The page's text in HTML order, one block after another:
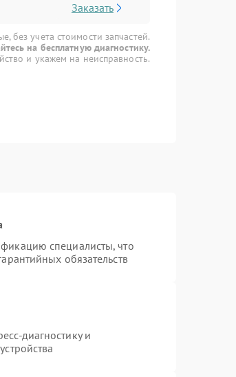
Заказать
без учета стоимости запчастей.
на бесплатную диагностику.
и укажем на неисправность.
специалисты, что
обязательств
диагностику и